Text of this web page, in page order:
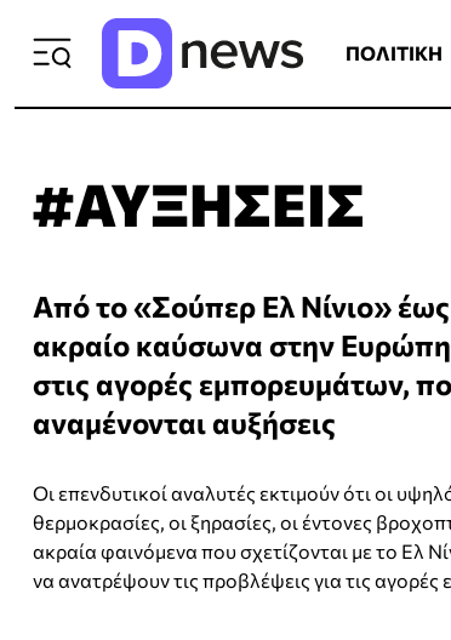
ΠΟΛΙΤΙΚΗ
#ΑΥΞΗΣΕΙΣ
Από το «Σούπερ Ελ Νίνιο»
ακραίο καύσωνα στην
στις αγορές εμπορευμάτων,
αναμένονται αυξήσεις
Οι επενδυτικοί αναλυτές εκτιμούν ότι οι
θερμοκρασίες, οι ξηρασίες, οι έντονες
ακραία φαινόμενα που σχετίζονται με το Ελ
να ανατρέψουν τις προβλέψεις για τις